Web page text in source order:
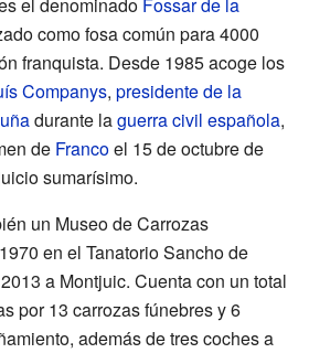
el denominado Fossar de la
como fosa común para 4000
franquista. Desde 1985 acoge los
Companys, presidente de la
durante laguerra civil española,
de Francoel 15 de octubre de
sumarísimo.
un Museo de Carrozas
en el Tanatorio Sancho de
a Montjuic. Cuenta con un total
por 13 carrozas fúnebres y 6
además de tres coches a